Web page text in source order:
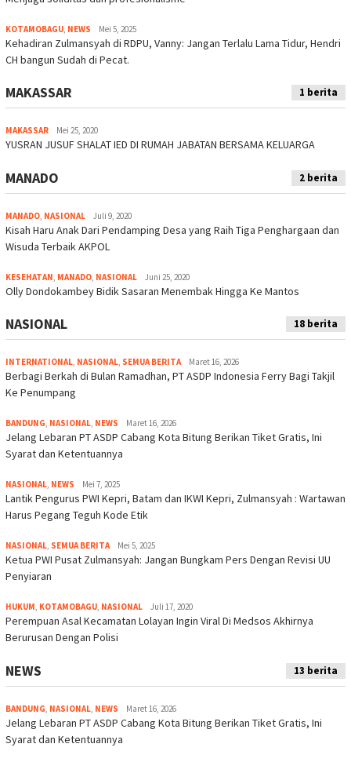
KOTAMOBAGU NEWS Mei 5, 2025
Kehadiran Zulmansyah di RDPU, Vanny: Jangan Terlalu Lama Tidur, Hendri
CH bangun Sudah di Pecat.
MAKASSAR 1 berita
MAKASSAR Mei 25, 2020
YUSRAN JUSUF SHALAT IED DI RUMAH JABATAN BERSAMA KELUARGA
MANADO 2 berita
MANADO NASIONAL Juli 9, 2020
Kisah Haru Anak Dari Pendamping Desa yang Raih Tiga Penghargaan dan
Wisuda Terbaik AKPOL
KESEHATAN MANADO NASIONAL Juni 25, 2020
Olly Dondokambey Bidik Sasaran Menembak Hingga Ke Mantos
NASIONAL 18 berita
INTERNATIONAL, NASIONAL, SEMUA BERITA Maret 16, 2026
Berbagi Berkah di Bulan Ramadhan, PT ASDP Indonesia Ferry Bagi Takjil
Ke Penumpang
BANDUNG, NASIONAL, NEWS Maret 16, 2026
Jelang Lebaran PT ASDP Cabang Kota Bitung Berikan Tiket Gratis, Ini
Syarat dan Ketentuannya
NASIONAL, NEWS Mei 7, 2025
Lantik Pengurus PWI Kepri, Batam dan IKWI Kepri, Zulmansyah : Wartawan
Harus Pegang Teguh Kode Etik
NASIONAL, SEMUA BERITA Mei 5, 2025
Ketua PWI Pusat Zulmansyah: Jangan Bungkam Pers Dengan Revisi UU
Penyiaran
HUKUM, KOTAMOBAGU, NASIONAL Juli 17, 2020
Perempuan Asal Kecamatan Lolayan Ingin Viral Di Medsos Akhirnya
Berurusan Dengan Polisi
NEWS 13 berita
BANDUNG NASIONAL NEWS Maret 16, 2026
Jelang Lebaran PT ASDP Cabang Kota Bitung Berikan Tiket Gratis, Ini
Syarat dan Ketentuannya